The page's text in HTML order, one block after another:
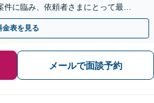
件に臨み、依頼者さまにとって最善
【無料駐車場あり】
金表を見る
メールで面談予約